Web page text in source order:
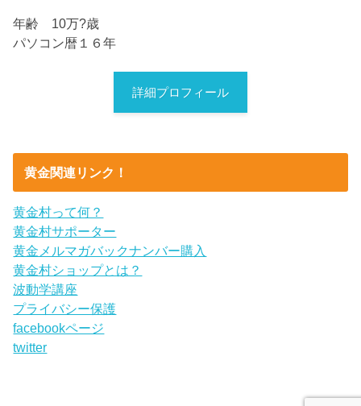
年齢 10万?歳
パソコン暦１６年
詳細プロフィール
黄金関連リンク！
黄金村って何？
黄金村サポーター
黄金メルマガバックナンバー購入
黄金村ショップとは？
波動学講座
プライバシー保護
facebookページ
twitter